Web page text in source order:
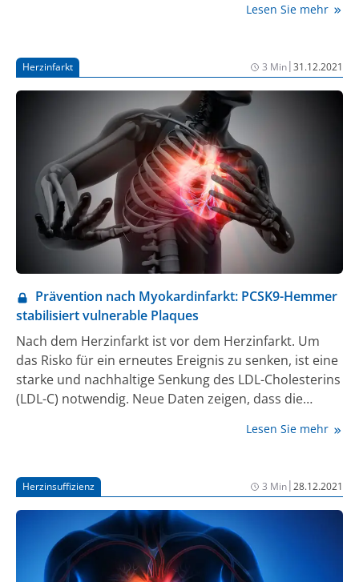
Lesen Sie mehr
Herzinfarkt 3 Min|31.12.2021
Prävention nach Myokardinfarkt: PCSK9-Hemmer
stabilisiert vulnerable Plaques
Nach dem Herzinfarkt ist vor dem Herzinfarkt. Um
das Risko für ein erneutes Ereignis zu senken, ist eine
starke und nachhaltige Senkung des LDL-Cholesterins
(LDL-C) notwendig. Neue Daten zeigen, dass die
lipidsenkende Therapie früh nach Myokardinfarkt die
erneutes Ereignis reduzieren könnte.
Lesen Sie mehr
Herzinsuffizienz 3 Min|28.12.2021